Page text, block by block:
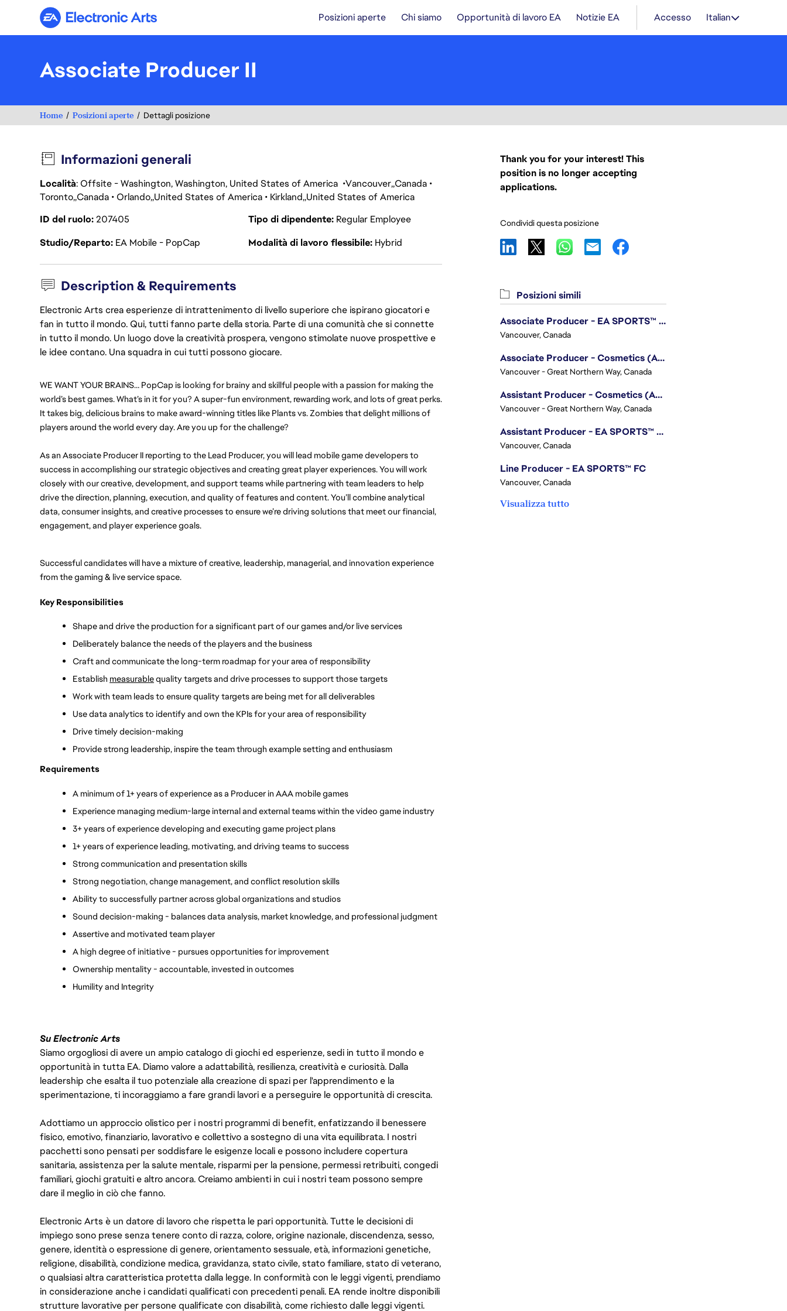
Electronic Arts Posizioni aperte Chi siamo Opportunità di lavoro EA Notizie EA Accesso Italian
Associate Producer II
Home Posizioni aperte Dettagli posizione
Informazioni generali
Località: Offsite - Washington, Washington, United States of America Vancouver Canada
Toronto Canada Orlando United States of America Kirkland United States of America
ID del ruolo207405 Tipo di dipendente Regular Employee
Studio/Reparto EA Mobile - PopCap Modalità di lavoro flessibile Hybrid
Description & Requirements
Electronic Arts crea esperienze di intrattenimento di livello superiore che ispirano giocatori e
fan in tutto il mondo. Qui, tutti fanno parte della storia. Parte di una comunità che si connette
in tutto il mondo. Un luogo dove la creatività prospera, vengono stimolate nuove prospettive e
le idee contano. Una squadra in cui tutti possono giocare.
WE WANT YOUR BRAINS… PopCap is looking for brainy and skillful people with a passion for making the
world’s best games. What’s in it for you? A super-fun environment, rewarding work, and lots of great perks.
It takes big, delicious brains to make award-winning titles like Plants vs. Zombies that delight millions of
players around the world every day. Are you up for the challenge?
As an Associate Producer II reporting to the Lead Producer, you will lead mobile game developers to
success in accomplishing our strategic objectives and creating great player experiences. You will work
closely with our creative, development, and support teams while partnering with team leaders to help
drive the direction, planning, execution, and quality of features and content. You’ll combine analytical
data, consumer insights, and creative processes to ensure we’re driving solutions that meet our financial,
engagement, and player experience goals.
Successful candidates will have a mixture of creative, leadership, managerial, and innovation experience
from the gaming & live service space.
Key Responsibilities
Shape and drive the production for a significant part of our games and/or live services
Deliberately balance the needs of the players and the business
Craft and communicate the long-term roadmap for your area of responsibility
Establish measurable quality targets and drive processes to support those targets
Work with team leads to ensure quality targets are being met for all deliverables
Use data analytics to identify and own the KPIs for your area of responsibility
Drive timely decision-making
Provide strong leadership, inspire the team through example setting and enthusiasm
Requirements
A minimum of 1+ years of experience as a Producer in AAA mobile games
Experience managing medium-large internal and external teams within the video game industry
3+ years of experience developing and executing game project plans
1+ years of experience leading, motivating, and driving teams to success
Strong communication and presentation skills
Strong negotiation, change management, and conflict resolution skills
Ability to successfully partner across global organizations and studios
Sound decision-making - balances data analysis, market knowledge, and professional judgment
Assertive and motivated team player
A high degree of initiative - pursues opportunities for improvement
Ownership mentality - accountable, invested in outcomes
Humility and Integrity
Su Electronic Arts
Siamo orgogliosi di avere un ampio catalogo di giochi ed esperienze, sedi in tutto il mondo e
opportunità in tutta EA. Diamo valore a adattabilità, resilienza, creatività e curiosità. Dalla
leadership che esalta il tuo potenziale alla creazione di spazi per l'apprendimento e la
sperimentazione, ti incoraggiamo a fare grandi lavori e a perseguire le opportunità di crescita.
Adottiamo un approccio olistico per i nostri programmi di benefit, enfatizzando il benessere
fisico, emotivo, finanziario, lavorativo e collettivo a sostegno di una vita equilibrata. I nostri
pacchetti sono pensati per soddisfare le esigenze locali e possono includere copertura
sanitaria, assistenza per la salute mentale, risparmi per la pensione, permessi retribuiti, congedi
familiari, giochi gratuiti e altro ancora. Creiamo ambienti in cui i nostri team possono sempre
dare il meglio in ciò che fanno.
Electronic Arts è un datore di lavoro che rispetta le pari opportunità. Tutte le decisioni di
impiego sono prese senza tenere conto di razza, colore, origine nazionale, discendenza, sesso,
genere, identità o espressione di genere, orientamento sessuale, età, informazioni genetiche,
religione, disabilità, condizione medica, gravidanza, stato civile, stato familiare, stato di veterano,
o qualsiasi altra caratteristica protetta dalla legge. In conformità con le leggi vigenti, prendiamo
in considerazione anche i candidati qualificati con precedenti penali. EA rende inoltre disponibili
strutture lavorative per persone qualificate con disabilità, come richiesto dalle leggi vigenti.
Thank you for your interest! This
position is no longer accepting
applications.
Condividi questa posizione
Posizioni simili
Associate Producer - EA SPORTS™ UFC
Vancouver, Canada
Associate Producer - Cosmetics (Apex Legends)
Vancouver - Great Northern Way, Canada
Assistant Producer - Cosmetics (Apex Legends)
Vancouver - Great Northern Way, Canada
Assistant Producer - EA SPORTS™ FC
Vancouver, Canada
Line Producer - EA SPORTS™ FC
Vancouver, Canada
Visualizza tutto